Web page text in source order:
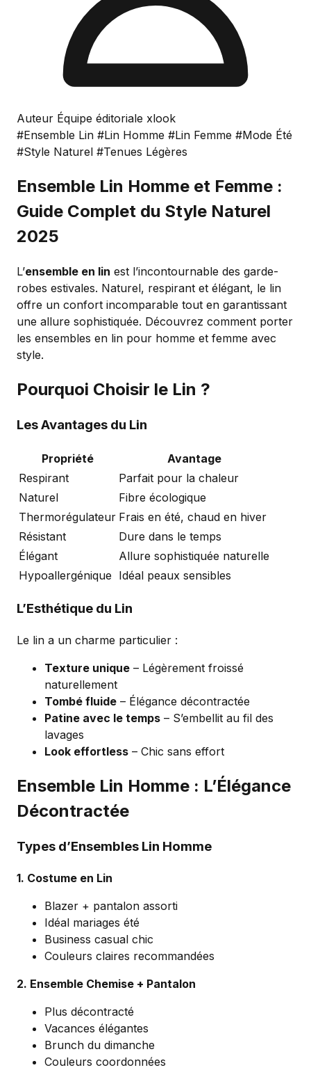
Auteur Équipe éditoriale xlook
#Ensemble Lin #Lin Homme #Lin Femme #Mode Été
#Style Naturel #Tenues Légères
Ensemble Lin Homme et Femme :
Guide Complet du Style Naturel
2025
L’ensemble en lin est l’incontournable des garde-
robes estivales. Naturel, respirant et élégant, le lin
offre un confort incomparable tout en garantissant
une allure sophistiquée. Découvrez comment porter
les ensembles en lin pour homme et femme avec
style.
Pourquoi Choisir le Lin ?
Les Avantages du Lin
Propriété
Avantage
Respirant
Parfait pour la chaleur
Naturel
Fibre écologique
Thermorégulateur Frais en été, chaud en hiver
Résistant
Dure dans le temps
Élégant
Allure sophistiquée naturelle
Hypoallergénique Idéal peaux sensibles
L’Esthétique du Lin
Le lin a un charme particulier :
Texture unique – Légèrement froissé
naturellement
Tombé fluide – Élégance décontractée
Patine avec le temps – S’embellit au fil des
lavages
Look effortless – Chic sans effort
Ensemble Lin Homme : L’Élégance
Décontractée
Types d’Ensembles Lin Homme
1. Costume en Lin
Blazer + pantalon assorti
Idéal mariages été
Business casual chic
Couleurs claires recommandées
2. Ensemble Chemise + Pantalon
Plus décontracté
Vacances élégantes
Brunch du dimanche
Couleurs coordonnées